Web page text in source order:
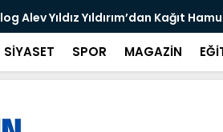
Alev Yıldız Yıldırım’dan Kağıt
SİYASET SPOR MAGAZİN